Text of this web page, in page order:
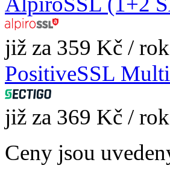
již za 359 Kč / rok
PositiveSSL
již za 369 Kč / rok
Ceny jsou